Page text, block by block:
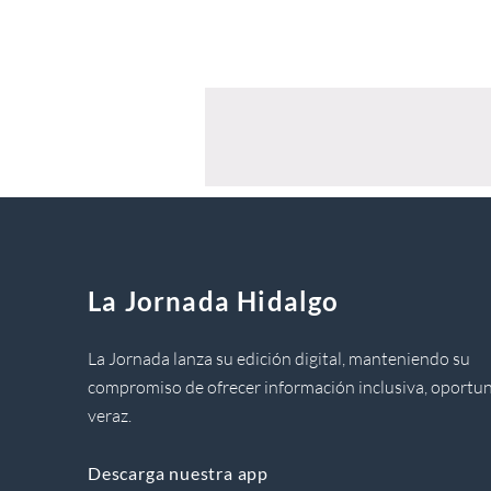
La Jornada Hidalgo
La Jornada lanza su edición digital, manteniendo su
compromiso de ofrecer información inclusiva,
veraz.
Descarga nuestra app